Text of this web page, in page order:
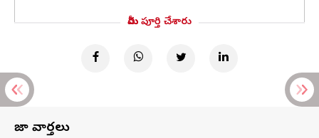
మీరు పూర్తి చేశారు
తాజా వార్తలు